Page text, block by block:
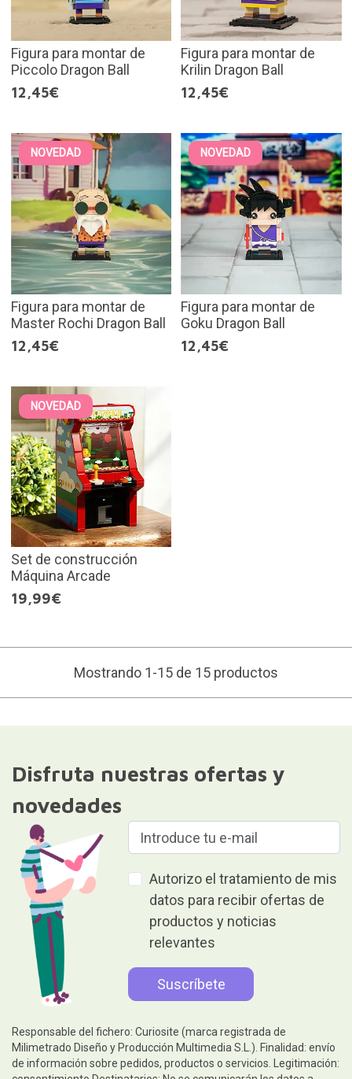
Figura para montar de
Piccolo Dragon Ball
12,45€
Figura para montar de
Krilin Dragon Ball
12,45€
NOVEDAD
Figura para montar de
Master Rochi Dragon Ball
12,45€
NOVEDAD
Figura para montar de
Goku Dragon Ball
12,45€
NOVEDAD
Set de construcción
Máquina Arcade
19,99€
Mostrando 1-15 de 15 productos
Disfruta nuestras ofertas y
novedades
Autorizo el tratamiento de mis
datos para recibir ofertas de
productos y noticias
relevantes
Responsable del fichero: Curiosite (marca registrada de
Milimetrado Diseño y Producción Multimedia S.L.). Finalidad: envío
de información sobre pedidos, productos o servicios. Legitimación: